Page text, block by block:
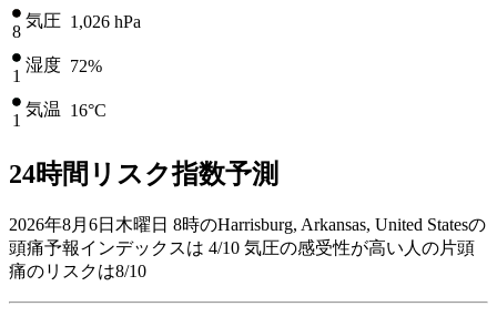
8
気圧 1,026 hPa
1
湿度 72%
1
気温 16°C
24時間リスク指数予測
2026年8月6日木曜日 8時のHarrisburg, Arkansas, United Statesの
頭痛予報インデックスは 4/10 気圧の感受性が高い人の片頭
痛のリスクは8/10